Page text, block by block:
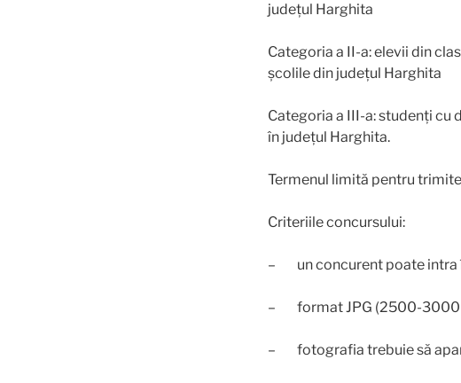
județul Harghita
Categoria a II-a: elevii din
școlile din județul Harghita
Categoria a III-a: studenți cu
în județul Harghita.
Termenul limită pentru
Criteriile concursului:
– un concurent poate intra
– format JPG (2500-3000
– fotografia trebuie să